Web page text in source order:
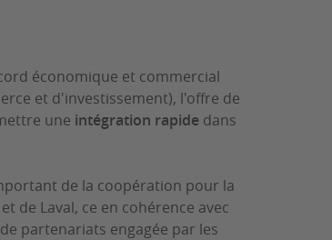
économique et commercial
et d'investissement), l'offre de
une intégration rapide dans
de la coopération pour la
de Laval, ce en cohérence avec
partenariats engagée par les